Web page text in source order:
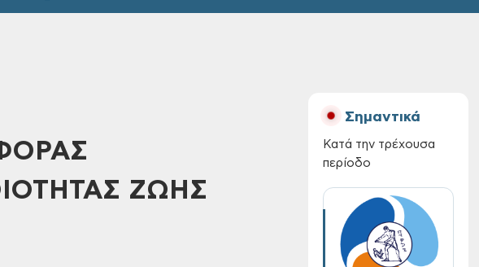
ΖΩΗΣ
Σημαντικά
Κατά την τρέχουσα
περίοδο